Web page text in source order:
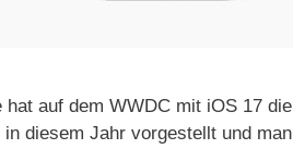
auf dem WWDC mit iOS 17 die
diesem Jahr vorgestellt und man